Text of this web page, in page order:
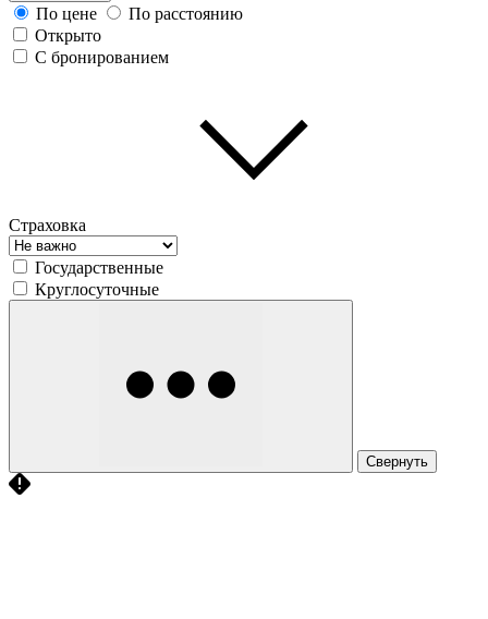
По цене
По расстоянию
Открыто
С бронированием
Страховка
Государственные
Круглосуточные
Свернуть